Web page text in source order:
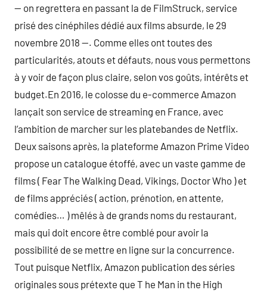
— on regrettera en passant la de FilmStruck, service
prisé des cinéphiles dédié aux films absurde, le 29
novembre 2018 —. Comme elles ont toutes des
particularités, atouts et défauts, nous vous permettons
à y voir de façon plus claire, selon vos goûts, intérêts et
budget.En 2016, le colosse du e-commerce Amazon
lançait son service de streaming en France, avec
l’ambition de marcher sur les platebandes de Netflix.
Deux saisons après, la plateforme Amazon Prime Video
propose un catalogue étoffé, avec un vaste gamme de
films ( Fear The Walking Dead, Vikings, Doctor Who ) et
de films appréciés ( action, prénotion, en attente,
comédies… ) mêlés à de grands noms du restaurant,
mais qui doit encore être comblé pour avoir la
possibilité de se mettre en ligne sur la concurrence.
Tout puisque Netflix, Amazon publication des séries
originales sous prétexte que T he Man in the High